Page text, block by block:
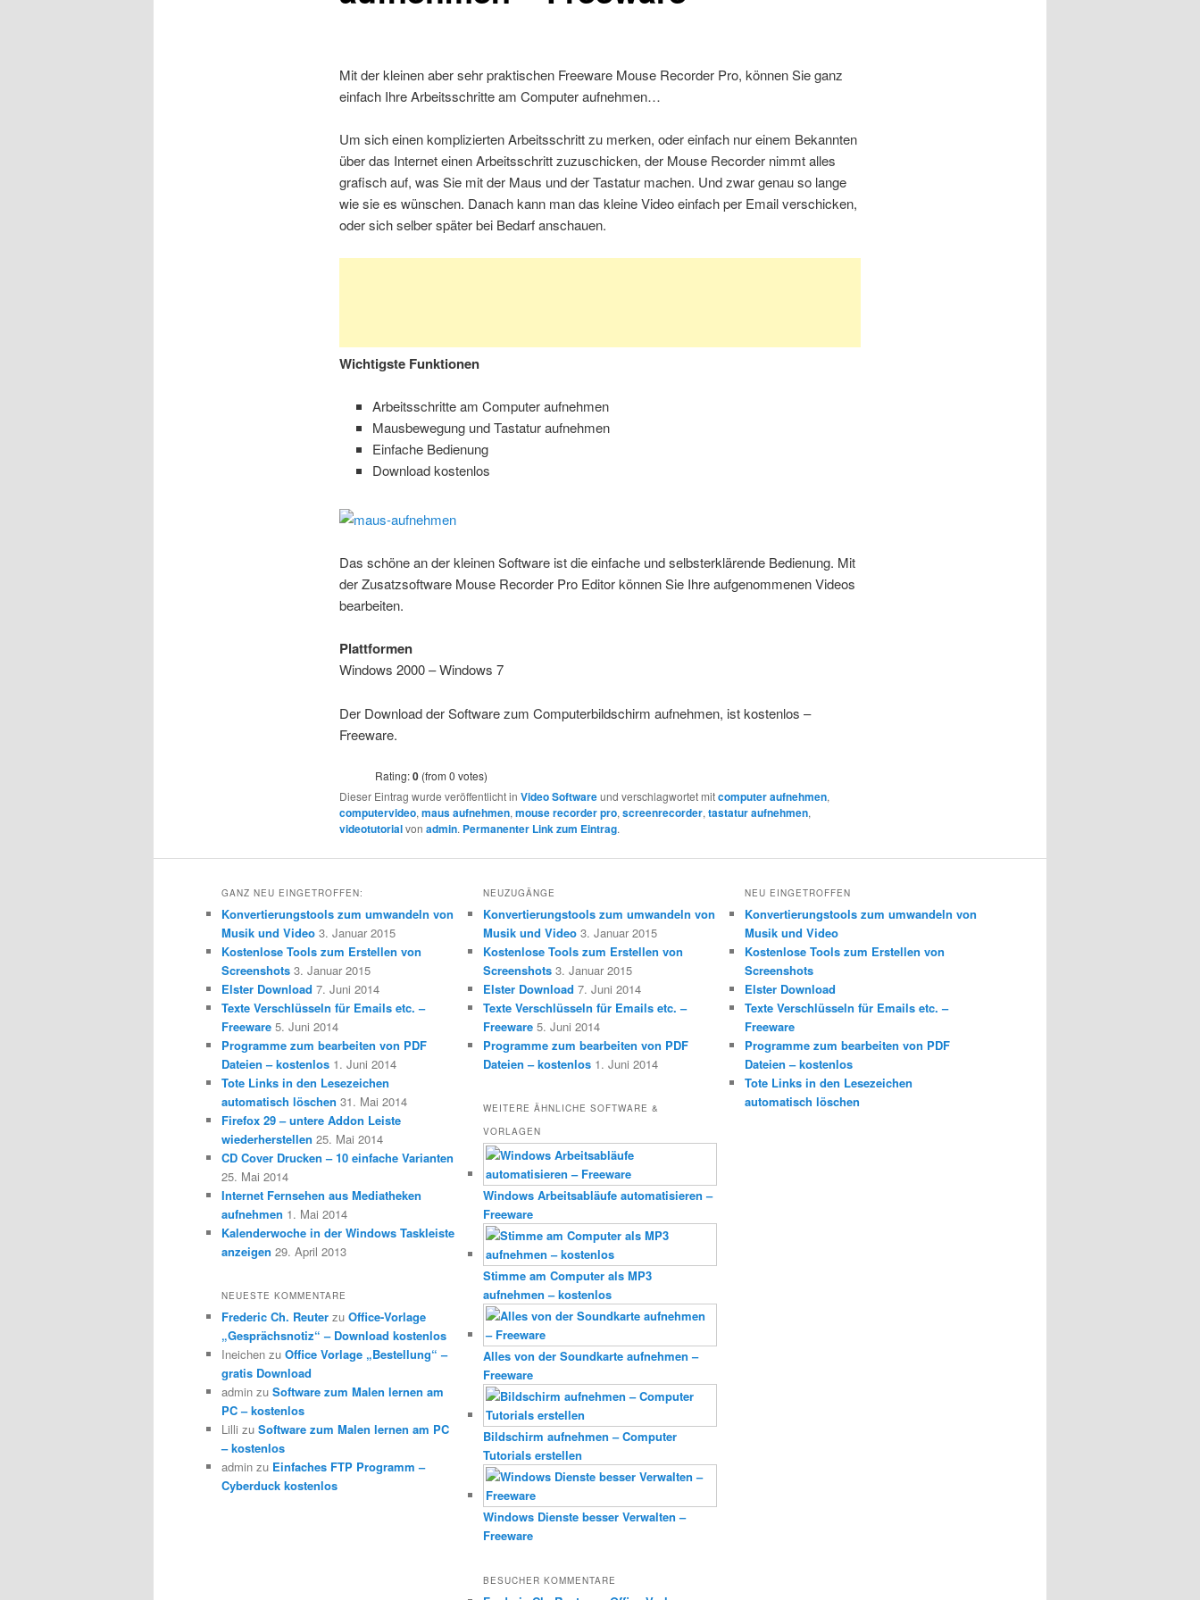
Mit der kleinen aber sehr praktischen Freeware Mouse Recorder Pro, können Sie ganz
einfach Ihre Arbeitsschritte am Computer aufnehmen…
Um sich einen komplizierten Arbeitsschritt zu merken, oder einfach nur einem Bekannten
über das Internet einen Arbeitsschritt zuzuschicken, der Mouse Recorder nimmt alles
grafisch auf, was Sie mit der Maus und der Tastatur machen. Und zwar genau so lange
wie sie es wünschen. Danach kann man das kleine Video einfach per Email verschicken,
oder sich selber später bei Bedarf anschauen.
Wichtigste Funktionen
Arbeitsschritte am Computer aufnehmen
Mausbewegung und Tastatur aufnehmen
Einfache Bedienung
Download kostenlos
Das schöne an der kleinen Software ist die einfache und selbsterklärende Bedienung. Mit
der Zusatzsoftware Mouse Recorder Pro Editor können Sie Ihre aufgenommenen Videos
bearbeiten.
Plattformen
Windows 2000 – Windows 7
Der Download der Software zum Computerbildschirm aufnehmen, ist kostenlos –
Freeware.
Rating:0(from 0 votes)
Dieser Eintrag wurde veröffentlicht in Video Softwareund verschlagwortet mitcomputer aufnehmen,
computervideo, maus aufnehmen, mouse recorder pro, screenrecorder, tastatur aufnehmen,
videotutorialvon admin. Permanenter Link zum Eintrag.
GANZ NEU EINGETROFFEN:
Konvertierungstools zum umwandeln von
Musik und Video 3. Januar 2015
Kostenlose Tools zum Erstellen von
Screenshots 3. Januar 2015
Elster Download 7. Juni 2014
Texte Verschlüsseln für Emails etc. –
Freeware 5. Juni 2014
Programme zum bearbeiten von PDF
Dateien – kostenlos 1. Juni 2014
Tote Links in den Lesezeichen
automatisch löschen 31. Mai 2014
Firefox 29 – untere Addon Leiste
wiederherstellen 25. Mai 2014
CD Cover Drucken – 10 einfache Varianten
25. Mai 2014
Internet Fernsehen aus Mediatheken
aufnehmen 1. Mai 2014
Kalenderwoche in der Windows Taskleiste
anzeigen 29. April 2013
NEUESTE KOMMENTARE
Frederic Ch. Reuter zu Office-Vorlage
„Gesprächsnotiz“ – Download kostenlos
Ineichen zu Office Vorlage „Bestellung“ –
gratis Download
admin zu Software zum Malen lernen am
PC – kostenlos
Lilli zu Software zum Malen lernen am PC
– kostenlos
admin zu Einfaches FTP Programm –
Cyberduck kostenlos
NEUZUGÄNGE
Konvertierungstools zum umwandeln von
Musik und Video 3. Januar 2015
Kostenlose Tools zum Erstellen von
Screenshots 3. Januar 2015
Elster Download 7. Juni 2014
Texte Verschlüsseln für Emails etc. –
Freeware 5. Juni 2014
Programme zum bearbeiten von PDF
Dateien – kostenlos 1. Juni 2014
WEITERE ÄHNLICHE SOFTWARE &
VORLAGEN
Windows Arbeitsabläufe automatisieren –
Freeware
Stimme am Computer als MP3
aufnehmen – kostenlos
Alles von der Soundkarte aufnehmen –
Freeware
Bildschirm aufnehmen – Computer
Tutorials erstellen
Windows Dienste besser Verwalten –
Freeware
BESUCHER KOMMENTARE
NEU EINGETROFFEN
Konvertierungstools zum umwandeln von
Musik und Video
Kostenlose Tools zum Erstellen von
Screenshots
Elster Download
Texte Verschlüsseln für Emails etc. –
Freeware
Programme zum bearbeiten von PDF
Dateien – kostenlos
Tote Links in den Lesezeichen
automatisch löschen